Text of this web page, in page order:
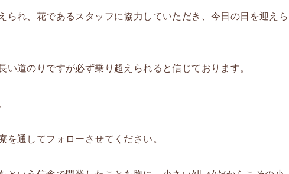
れ、花であるスタッフに協力していただき、今日の日を迎えら
道のりですが必ず乗り超えられると信じております。
通してフォローさせてください。